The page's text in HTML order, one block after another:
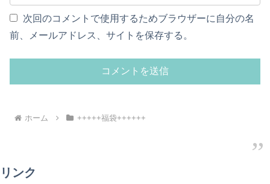
次回のコメントで使用するためブラウザーに自分の名
前、メールアドレス、サイトを保存する。
ホーム +++++福袋++++++
リンク